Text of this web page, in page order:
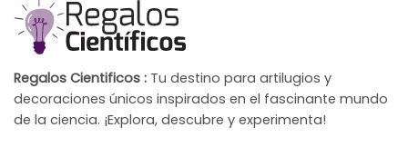
Regalos Cientificos : Tu destino para artilugios y
decoraciones únicos inspirados en el fascinante mundo
de la ciencia. ¡Explora, descubre y experimenta!